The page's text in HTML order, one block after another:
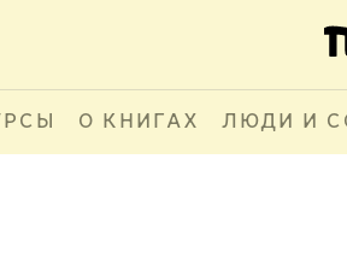
О КНИГАХ ЛЮДИ И